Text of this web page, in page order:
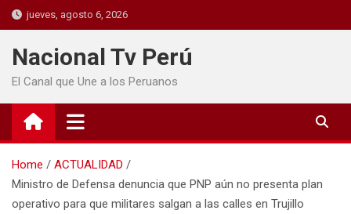
jueves, agosto 6, 2026
Nacional Tv Perú
El Canal que Une a los Peruanos
Home
ACTUALIDAD
Ministro de Defensa denuncia que PNP aún no presenta plan
operativo para que militares salgan a las calles en Trujillo